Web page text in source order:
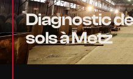
Diagnostic
sols à Metz